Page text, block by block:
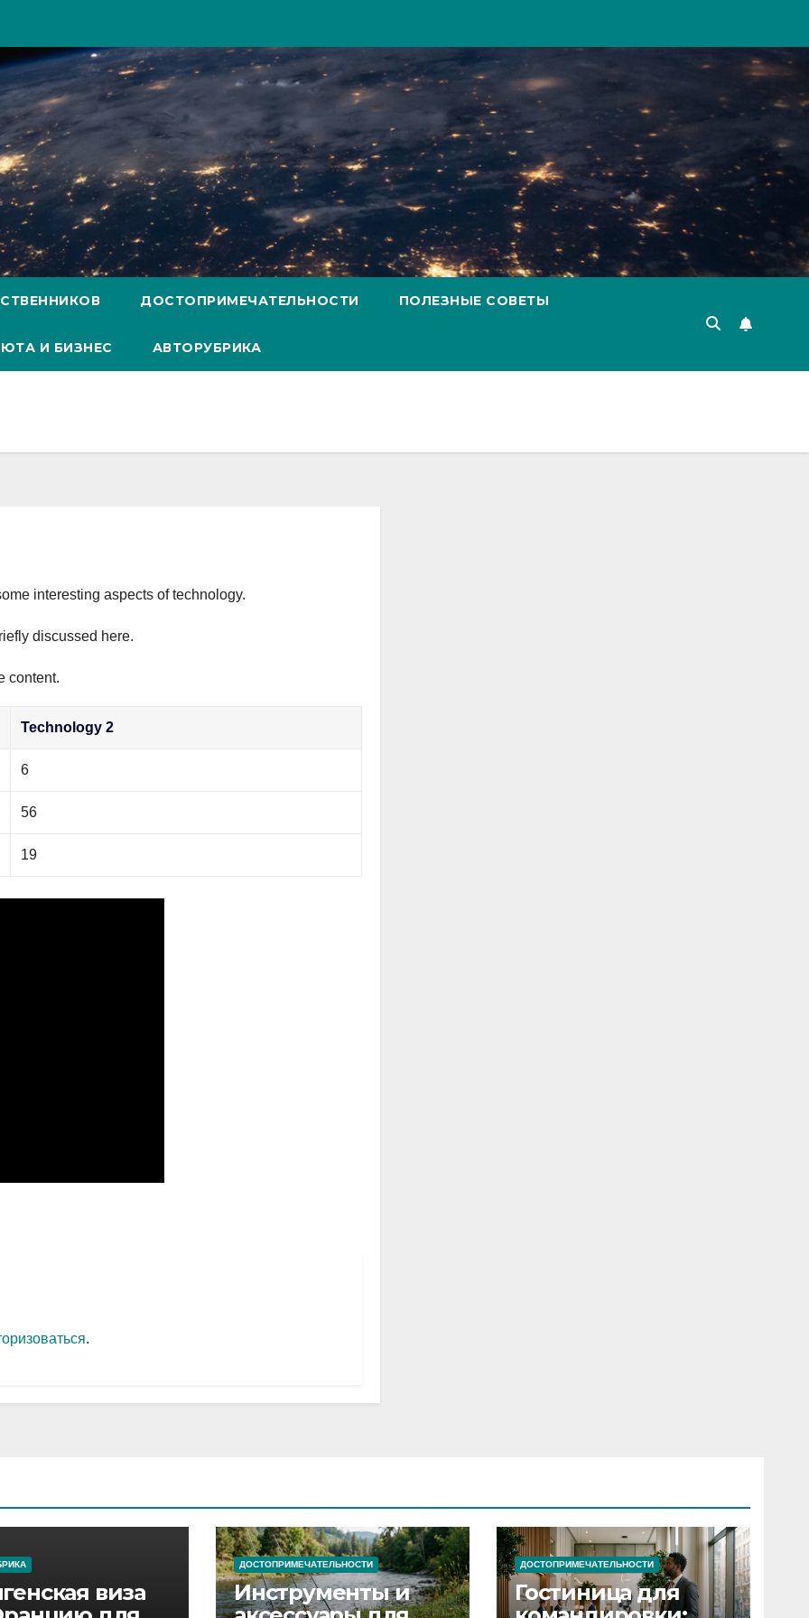
ДОСТОПРИМЕЧАТЕЛЬНОСТИ ПОЛЕЗНЫЕ СОВЕТЫ
И БИЗНЕС АВТОРУБРИКА
interesting aspects of technology.
discussed here.
content.
Technology 2
6
56
19
.
виза
ДОСТОПРИМЕЧАТЕЛЬНОСТИ
Инструменты и
ДОСТОПРИМЕЧАТЕЛЬНОСТИ
Гостиница для